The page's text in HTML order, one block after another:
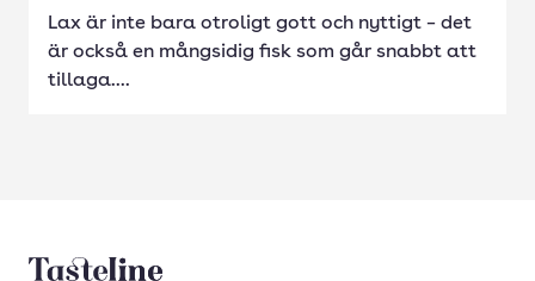
Lax är inte bara otroligt gott och nyttigt – det
är också en mångsidig fisk som går snabbt att
tillaga....
Tasteline startsida